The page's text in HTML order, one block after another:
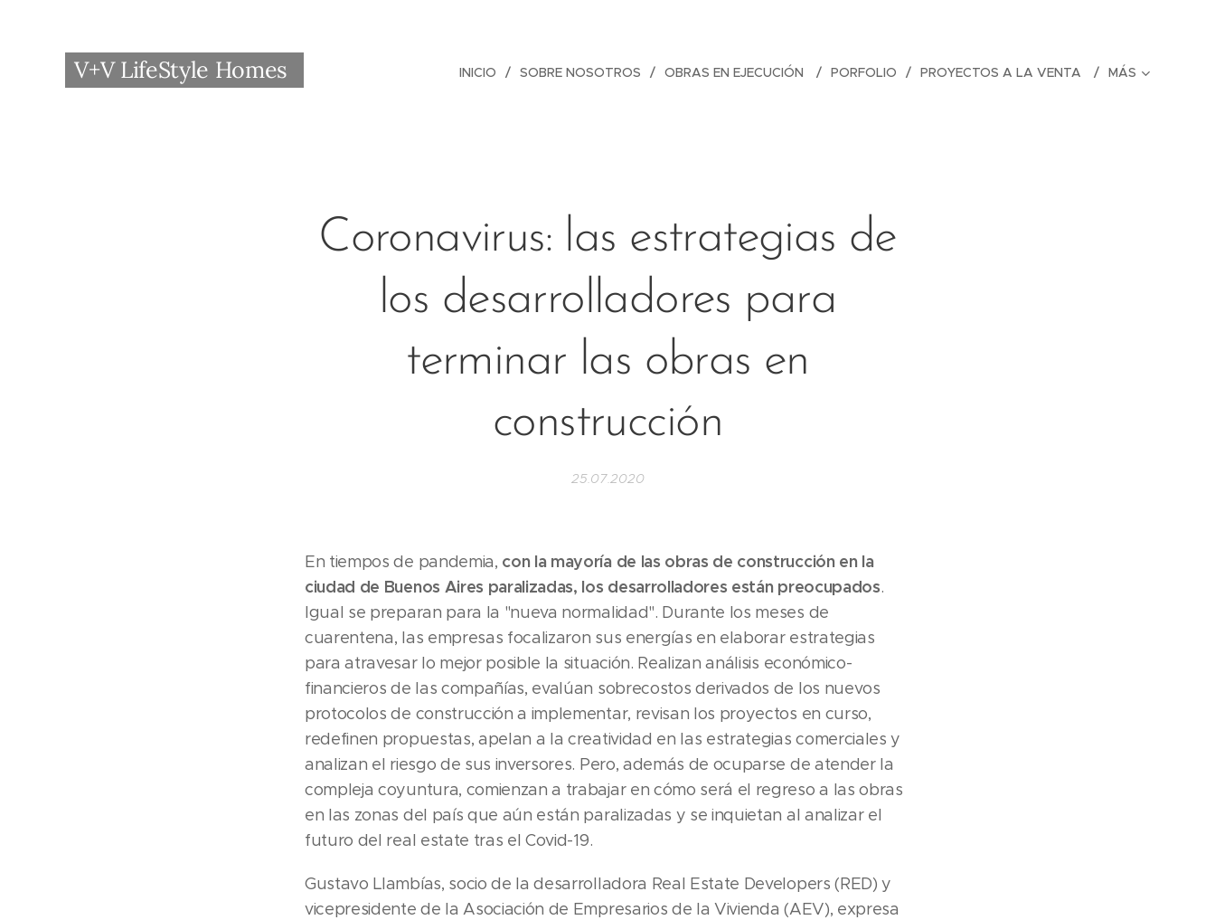
V+V LifeStyle Homes INICIO SOBRE NOSOTROS OBRAS EN EJECUCIÓN PORFOLIO PROYECTOS A LA VENTA MÁS
Coronavirus: las estrategias de
los desarrolladores para
terminar las obras en
construcción
25.07.2020
En tiempos de pandemia, con la mayoría de las obras de construcción en la
ciudad de Buenos Aires paralizadas, los desarrolladores están preocupados.
Igual se preparan para la "nueva normalidad". Durante los meses de
cuarentena, las empresas focalizaron sus energías en elaborar estrategias
para atravesar lo mejor posible la situación. Realizan análisis económico-
financieros de las compañías, evalúan sobrecostos derivados de los nuevos
protocolos de construcción a implementar, revisan los proyectos en curso,
redefinen propuestas, apelan a la creatividad en las estrategias comerciales y
analizan el riesgo de sus inversores. Pero, además de ocuparse de atender la
compleja coyuntura, comienzan a trabajar en cómo será el regreso a las obras
en las zonas del país que aún están paralizadas y se inquietan al analizar el
futuro del real estate tras el Covid-19.
Gustavo Llambías, socio de la desarrolladora Real Estate Developers (RED) y
vicepresidente de la Asociación de Empresarios de la Vivienda (AEV), expresa